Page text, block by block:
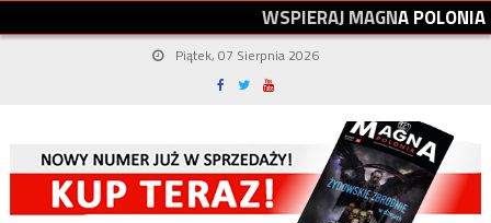
WSPIERAJMAGNAPOLONIA
Piątek, 07 Sierpnia 2026